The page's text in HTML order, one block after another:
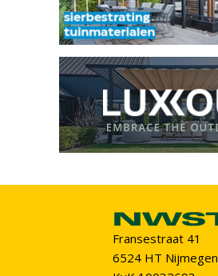
Fransestraat 41
6524 HT Nijmegen